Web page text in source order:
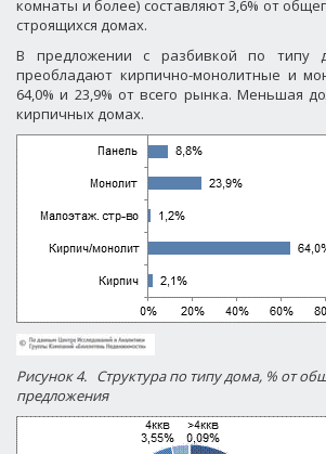
комнаты и более) составляют 3,6% от
строящихся домах.
В предложении с разбивкой по типу
преобладают кирпично-монолитные и
64,0% и 23,9% от всего рынка. Меньшая
кирпичных домах.
Рисунок 4. Структура по типу дома, % от
предложения